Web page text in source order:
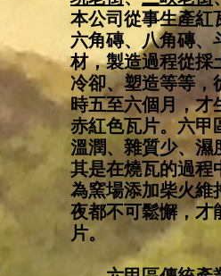
本公司從事生產紅
六角磚、八角磚、
材，製造過程從採
冷卻、塑造等等，
時五至六個月，才
赤紅色瓦片。六甲
溫潤、雜質少、濕
其是在燒瓦的過程
為窯場添加柴火維
夜都不可鬆懈，才
片。